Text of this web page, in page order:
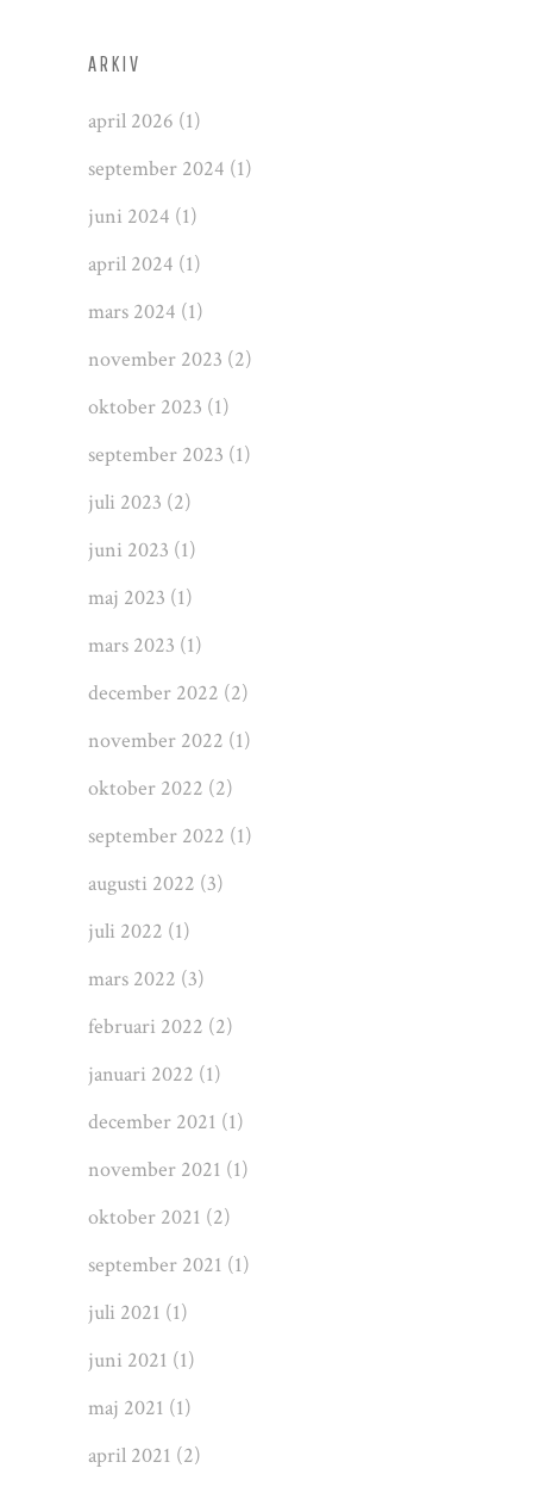
ARKIV
april 2026 (1)
september 2024 (1)
juni 2024 (1)
april 2024 (1)
mars 2024 (1)
november 2023 (2)
oktober 2023 (1)
september 2023 (1)
juli 2023 (2)
juni 2023 (1)
maj 2023 (1)
mars 2023 (1)
december 2022 (2)
november 2022 (1)
oktober 2022 (2)
september 2022 (1)
augusti 2022 (3)
juli 2022 (1)
mars 2022 (3)
februari 2022 (2)
januari 2022 (1)
december 2021 (1)
november 2021 (1)
oktober 2021 (2)
september 2021 (1)
juli 2021 (1)
juni 2021 (1)
maj 2021 (1)
april 2021 (2)